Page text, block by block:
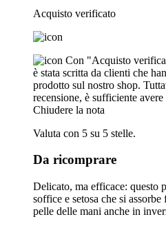
Acquisto verificato
Con "Acquisto
è stata scritta da clienti che
prodotto sul nostro shop.
recensione, è sufficiente
Chiudere la nota
Valuta con 5 su 5 stelle.
Da ricomprare
Delicato, ma efficace: questo
soffice e setosa che si
pelle delle mani anche in